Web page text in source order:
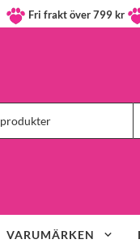
Fri frakt över 799 kr
VARUMÄRKEN